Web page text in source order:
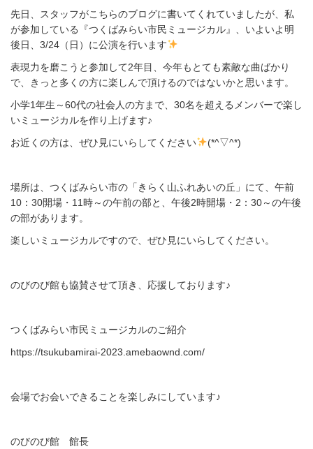
速読聴
インド算数
脳トレ
お問合わせ
先日、スタッフがこちらのブログに書いてくれていましたが、私
が参加している『つくばみらい市民ミュージカル』、いよいよ明
後日、3/24（日）に公演を行います
表現力を磨こうと参加して2年目、今年もとても素敵な曲ばかり
で、きっと多くの方に楽しんで頂けるのではないかと思います。
小学1年生～60代の社会人の方まで、30名を超えるメンバーで楽し
いミュージカルを作り上げます♪
お近くの方は、ぜひ見にいらしてください
(*^▽^*)
場所は、つくばみらい市の「きらく山ふれあいの丘」にて、午前
10：30開場・11時～の午前の部と、午後2時開場・2：30～の午後
の部があります。
楽しいミュージカルですので、ぜひ見にいらしてください。
のびのび館も協賛させて頂き、応援しております♪
つくばみらい市民ミュージカルのご紹介
https://tsukubamirai-2023.amebaownd.com/
会場でお会いできることを楽しみにしています♪
のびのび館 館長